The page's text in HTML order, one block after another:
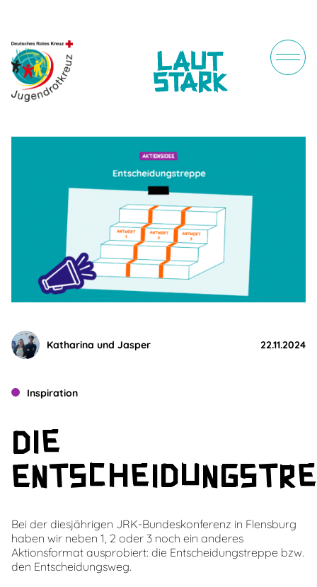
Katharina und Jasper 22.11.2024
Inspiration
Die
Bei der diesjährigen JRK-Bundeskonferenz in Flensburg
haben wir neben 1, 2 oder 3 noch ein anderes
Aktionsformat ausprobiert: die Entscheidungstreppe bzw.
den Entscheidungsweg.